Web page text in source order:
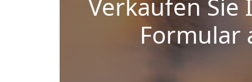
Verkaufen Sie
Formular